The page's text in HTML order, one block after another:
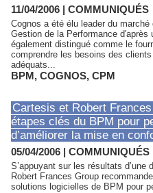
11/04/2006 | COMMUNIQUÉS
Cognos a été élu leader du
Gestion de la Performance
également distingué comme le
comprendre les besoins des
adéquats...
BPM, COGNOS, CPM
Cartesis et Robert
étapes clés du BPM pour
d’améliorer la mise en
05/04/2006 | COMMUNIQUÉS
S’appuyant sur les résultats
Robert Frances Group
solutions logicielles de BPM pour